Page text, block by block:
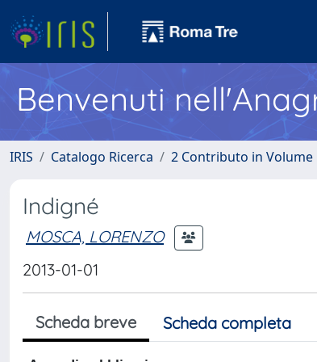
Benvenuti
IRIS Catalogo Ricerca 2 Contributo in Volume
Indigné
MOSCA, LORENZO
2013-01-01
Scheda breve Scheda completa